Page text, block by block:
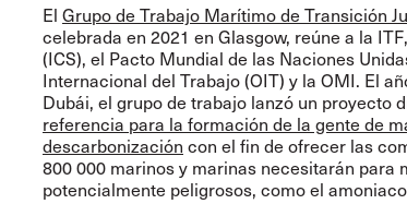
El Grupo de Trabajo Marítimo de Transición
celebrada en 2021 en Glasgow, reúne a la
(ICS), el Pacto Mundial de las Naciones
Internacional del Trabajo (OIT) y la OMI. El
Dubái, el grupo de trabajo lanzó un proyecto
referencia para la formación de la gente de
descarbonización con el fin de ofrecer las
800 000 marinos y marinas necesitarán para
potencialmente peligrosos, como el